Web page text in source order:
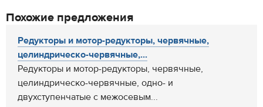
Похожие предложения
Редукторы и мотор-редукторы, червячные,
целиндрическо-червячные,...
Редукторы и мотор-редукторы, червячные,
целиндрическо-червячные, одно- и
двухступенчатые с межосевым...